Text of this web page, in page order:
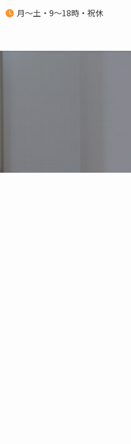
月～土・9～18時・祝休